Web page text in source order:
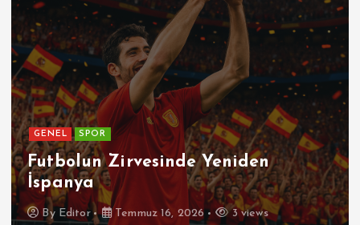
GENEL
Patetik Nedir ?
ByEditor Temmuz 7, 2026 7 views